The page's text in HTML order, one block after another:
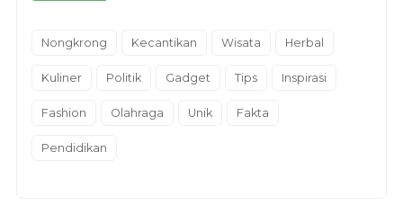
Nongkrong Kecantikan Wisata Herbal
Kuliner Politik Gadget Tips Inspirasi
Fashion Olahraga Unik Fakta
Pendidikan